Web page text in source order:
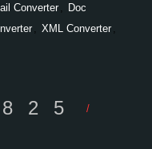
Converter
Doc
XML Converter
/